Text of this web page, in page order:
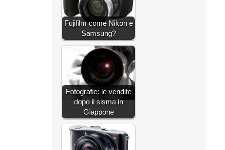
Fujifilm come Nikon e
Samsung?
Fotografie: le vendite
dopo il sisma in
Giappone